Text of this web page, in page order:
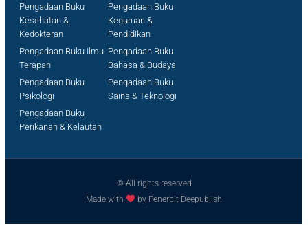
Pengadaan Buku
Kesehatan &
Kedokteran
Pengadaan Buku Ilmu
Terapan
Pengadaan Buku
Psikologi
Pengadaan Buku
Perikanan & Kelautan
Pengadaan Buku
Keguruan &
Pendidikan
Pengadaan Buku
Bahasa & Budaya
Pengadaan Buku
Sains & Teknologi
© All rights reserved
Made with
by Penerbit Deepublish